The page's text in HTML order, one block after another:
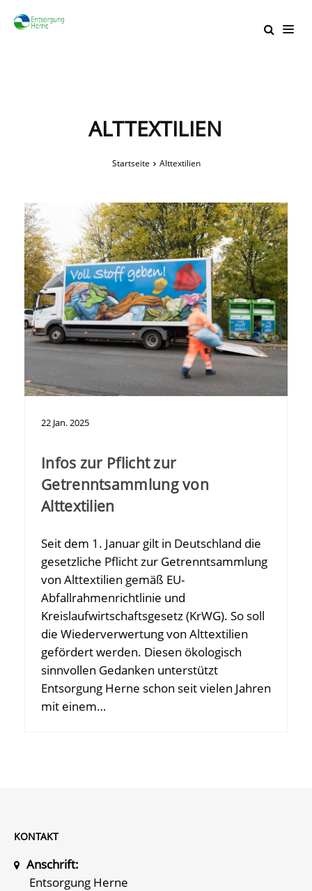
ALTTEXTILIEN
Startseite Alttextilien
22 Jan. 2025
Infos zur Pflicht zur
Getrenntsammlung von
Alttextilien
Seit dem 1. Januar gilt in Deutschland die
gesetzliche Pflicht zur Getrenntsammlung
von Alttextilien gemäß EU-
Abfallrahmenrichtlinie und
Kreislaufwirtschaftsgesetz (KrWG). So soll
die Wiederverwertung von Alttextilien
gefördert werden. Diesen ökologisch
sinnvollen Gedanken unterstützt
Entsorgung Herne schon seit vielen Jahren
mit einem…
KONTAKT
Anschrift:
Entsorgung Herne